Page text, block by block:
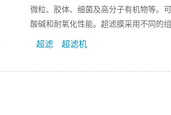
微粒、胶体、细菌及高分子有机物等。
酸碱和耐氧化性能。超滤膜采用不同的
超滤 超滤机